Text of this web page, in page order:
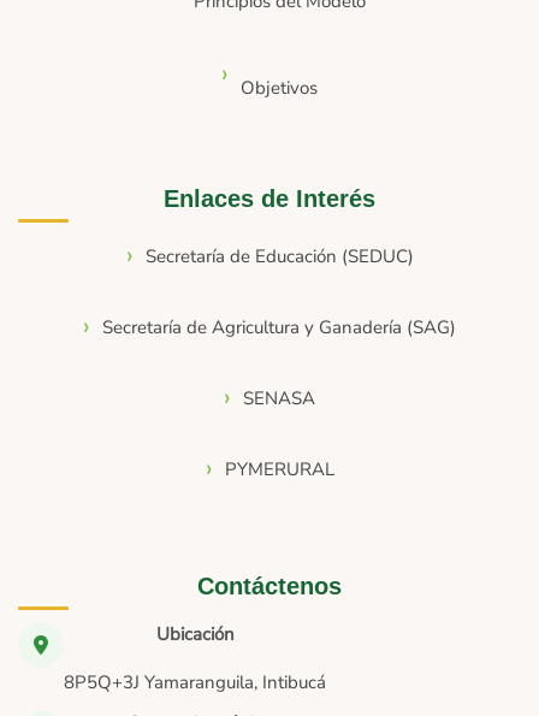
Objetivos
Enlaces de Interés
Secretaría de Educación (SEDUC)
Secretaría de Agricultura y Ganadería (SAG)
SENASA
PYMERURAL
Contáctenos
Ubicación
8P5Q+3J Yamaranguila, Intibucá